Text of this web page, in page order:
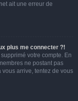
ait une erreur de
plus me connecter ?!
votre compte. En
ne postant pas
arrive, tentez de vous